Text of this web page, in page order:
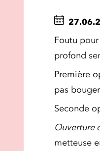
Foutu
profond
Première
pas
Seconde
Ouverture
metteuse